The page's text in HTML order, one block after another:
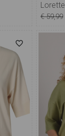
Lorette
€ 59,99